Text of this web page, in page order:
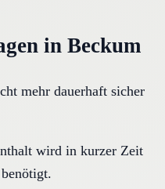
in Beckum
mehr dauerhaft sicher
wird in kurzer Zeit